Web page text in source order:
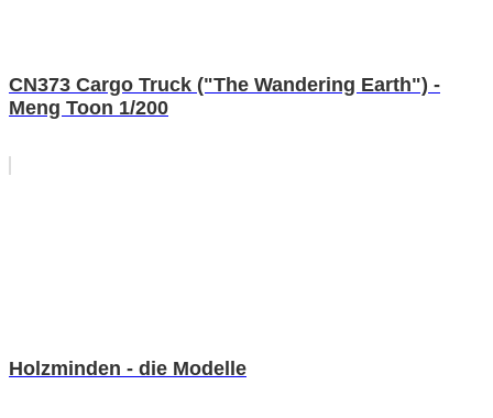
CN373 Cargo Truck ("The Wandering Earth") -
Meng Toon 1/200
Holzminden - die Modelle